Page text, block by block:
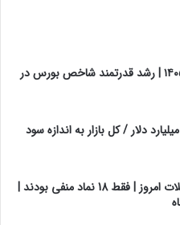
گزارش بورس امروز شنبه ۱۷ مرداد ۱۴۰۵ | رشد قدرتمند شاخص بورس در
سقوط ارزش بورس ایران به زیر ۱۰۰ میلیارد دلار / کل بازار به اندازه سود
ورود 9 همت پول به بورس در معاملات امروز | فقط 18 نماد منفی بودند |